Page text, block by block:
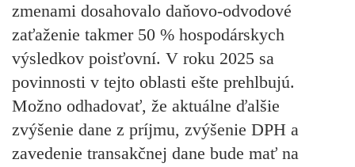
zmenami dosahovalo daňovo-odvodové
zaťaženie takmer 50 % hospodárskych
výsledkov poisťovní. V roku 2025 sa
povinnosti v tejto oblasti ešte prehlbujú.
Možno odhadovať, že aktuálne ďalšie
zvýšenie dane z príjmu, zvýšenie DPH a
zavedenie transakčnej dane bude mať na